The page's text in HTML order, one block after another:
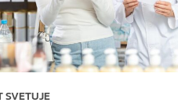
SVETUJE